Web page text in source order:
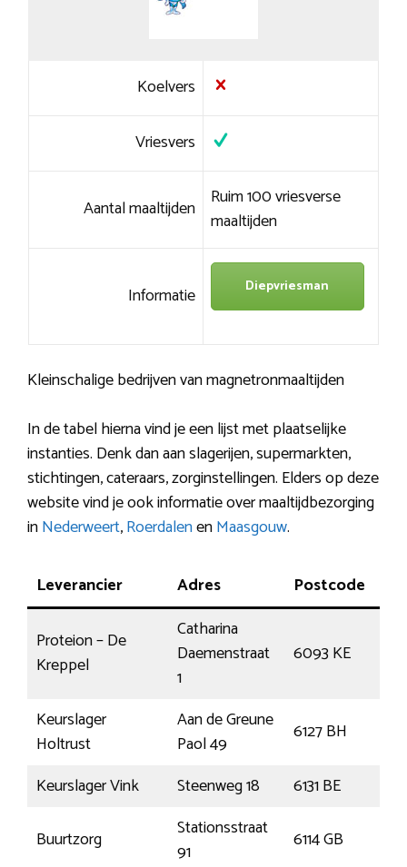
Koelvers
Vriesvers
Aantal maaltijden Ruim 100 vriesverse
maaltijden
Informatie Diepvriesman
Kleinschalige bedrijven van magnetronmaaltijden
In de tabel hierna vind je een lijst met plaatselijke
instanties. Denk dan aan slagerijen, supermarkten,
stichtingen, cateraars, zorginstellingen. Elders op deze
website vind je ook informatie over maaltijdbezorging
inNederweert,RoerdalenenMaasgouw.
Leverancier Adres Postcode
Proteion – De
Kreppel
Catharina
Daemenstraat
1
6093 KE
Keurslager
Holtrust
Aan de Greune
Paol 49
6127 BH
Keurslager Vink
Steenweg 18 6131 BE
Buurtzorg
Stationsstraat
91
6114 GB